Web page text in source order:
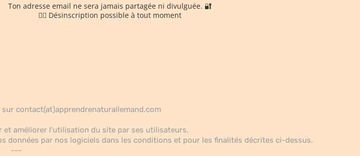
Ton adresse email ne sera jamais partagée ni divulguée. 🔐
✋🏻 Désinscription possible à tout moment
contact(at)apprendrenaturallemand.com
et améliorer l'utilisation du site par ses utilisateurs.
données par nos logiciels dans les conditions et pour les finalités décrites ci-dessus.
---